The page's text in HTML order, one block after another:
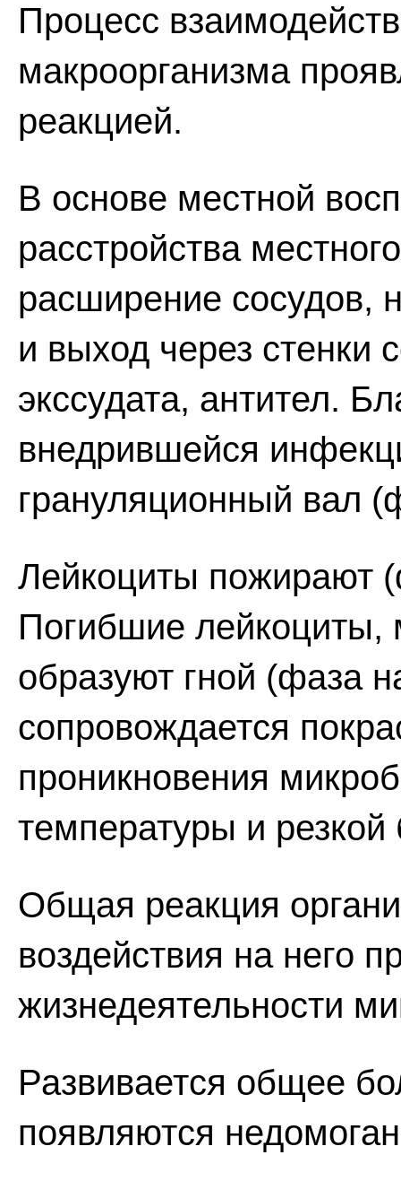
Процесс
макроорганизма
реакцией.
В основе местной
расстройства
расширение сосудов,
и выход через стенки
экссудата, антител.
внедрившейся
грануляционный вал
Лейкоциты пожирают
Погибшие лейкоциты,
образуют гной (фаза
сопровождается
проникновения
температуры и
Общая реакция
воздействия на него
жизнедеятельности
Развивается общее
появляются